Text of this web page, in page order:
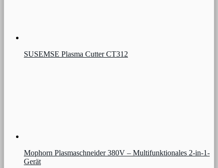
SUSEMSE Plasma Cutter CT312
Mophorn Plasmaschneider 380V – Multifunktionales 2-in-1-
Gerät